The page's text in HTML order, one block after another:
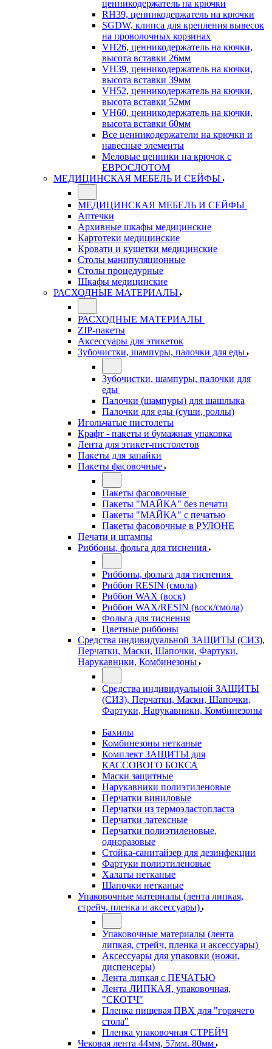
ценникодержатель на крючки
RH39, ценникодержатель на крючки
SGDW, клипса для крепления вывесок
на проволочных корзинах
VH26, ценникодержатель на кючки,
высота вставки 26мм
VH39, ценникодержатель на кючки,
высота вставки 39мм
VH52, ценникодержатель на кючки,
высота вставки 52мм
VH60, ценникодержатель на кючки,
высота вставки 60мм
Все ценникодержатели на крючки и
навесные элементы
Меловые ценники на крючок с
ЕВРОСЛОТОМ
МЕДИЦИНСКАЯ МЕБЕЛЬ И СЕЙФЫ
МЕДИЦИНСКАЯ МЕБЕЛЬ И СЕЙФЫ
Аптечки
Архивные шкафы медицинские
Картотеки медицинские
Кровати и кушетки медицинские
Столы манипуляционные
Столы процедурные
Шкафы медицинские
РАСХОДНЫЕ МАТЕРИАЛЫ
РАСХОДНЫЕ МАТЕРИАЛЫ
ZIP-пакеты
Аксессуары для этикеток
Зубочистки, шампуры, палочки для еды
Зубочистки, шампуры, палочки для
еды
Палочки (шампуры) для шашлыка
Палочки для еды (суши, роллы)
Игольчатые пистолеты
Крафт - пакеты и бумажная упаковка
Лента для этикет-пистолетов
Пакеты для запайки
Пакеты фасовочные
Пакеты фасовочные
Пакеты "МАЙКА" без печати
Пакеты "МАЙКА" с печатью
Пакеты фасовочные в РУЛОНЕ
Печати и штампы
Риббоны, фольга для тиснения
Риббоны, фольга для тиснения
Риббон RESIN (смола)
Риббон WAX (воск)
Риббон WAX/RESIN (воск/смола)
Фольга для тиснения
Цветные риббоны
Средства индивидуальной ЗАЩИТЫ (СИЗ),
Перчатки, Маски, Шапочки, Фартуки,
Нарукавники, Комбинезоны
Средства индивидуальной ЗАЩИТЫ
(СИЗ), Перчатки, Маски, Шапочки,
Фартуки, Нарукавники, Комбинезоны
Бахилы
Комбинезоны нетканые
Комплект ЗАЩИТЫ для
КАССОВОГО БОКСА
Маски защитные
Нарукавники полиэтиленовые
Перчатки виниловые
Перчатки из термоэластопласта
Перчатки латексные
Перчатки полиэтиленовые,
одноразовые
Стойка-санитайзер для дезинфекции
Фартуки полиэтиленовые
Халаты нетканые
Шапочки нетканые
Упаковочные материалы (лента липкая,
стрейч, пленка и аксессуары)
Упаковочные материалы (лента
липкая, стрейч, пленка и аксессуары)
Аксессуары для упаковки (ножи,
диспенсеры)
Лента липкая с ПЕЧАТЬЮ
Лента ЛИПКАЯ, упаковочная,
"СКОТЧ"
Пленка пищевая ПВХ для "горячего
стола"
Пленка упаковочная СТРЕЙЧ
Чековая лента 44мм, 57мм. 80мм